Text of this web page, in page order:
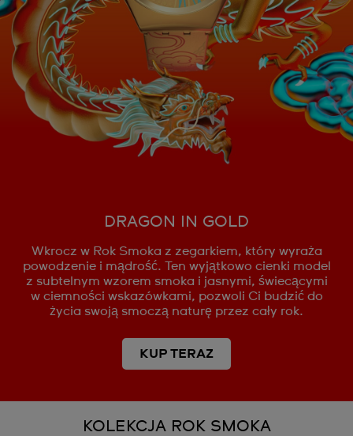
DRAGON IN GOLD
Wkrocz w Rok Smoka z zegarkiem, który wyraża
powodzenie i mądrość. Ten wyjątkowo cienki model
z subtelnym wzorem smoka i jasnymi, świecącymi
w ciemności wskazówkami, pozwoli Ci budzić do
życia swoją smoczą naturę przez cały rok.
KUP TERAZ
KOLEKCJA ROK SMOKA